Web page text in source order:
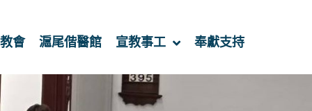
會 滬尾偕醫館 宣教事工 奉獻支持